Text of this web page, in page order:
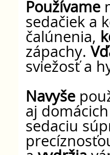
Používame
sedačiek a
čalúnenia,
zápachy.
sviežosť a
Navyše
aj
sedaciu